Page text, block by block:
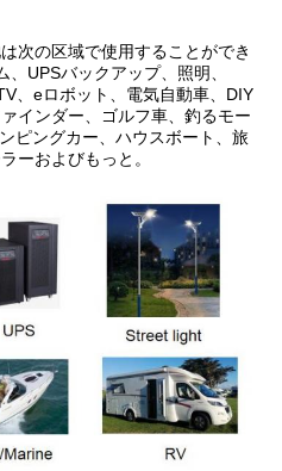
次の区域で使用することができ
UPSバックアップ、照明、
、eロボット、電気自動車、DIY
インダー、ゴルフ車、釣るモー
ピングカー、ハウスボート、旅
ーおよびもっと。